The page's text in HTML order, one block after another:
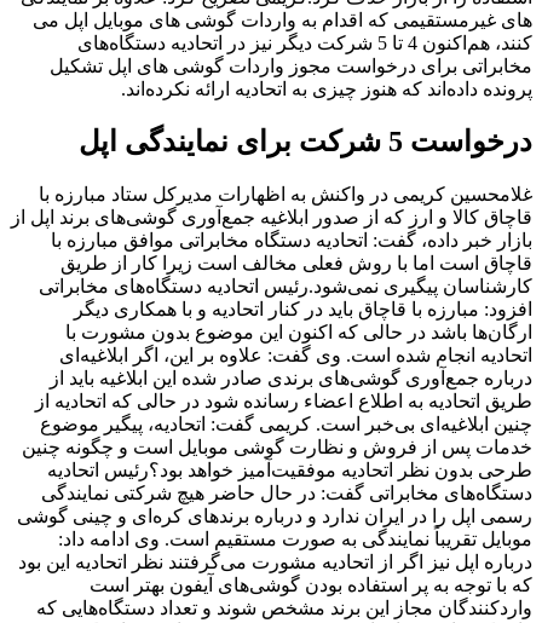
های غیرمستقیمی که اقدام به واردات گوشی های موبایل اپل می
کنند، هم‌اکنون 4 تا 5 شرکت دیگر نیز در اتحادیه دستگاه‌های
مخابراتی برای درخواست مجوز واردات گوشی های اپل تشکیل
پرونده داده‌اند که هنوز چیزی به اتحادیه ارائه نکرده‌اند.
درخواست 5 شرکت برای نمایندگی اپل
غلامحسین کریمی در واکنش به اظهارات مدیرکل ستاد مبارزه با
قاچاق کالا و ارز که از صدور ابلاغیه جمع‌آوری گوشی‌های برند اپل از
بازار خبر داده،‌ گفت: اتحادیه دستگاه مخابراتی موافق مبارزه با
قاچاق است اما با روش فعلی مخالف است زیرا کار از طریق
کارشناسان پیگیری نمی‌شود.رئیس اتحادیه دستگاه‌های مخابراتی
افزود: مبارزه با قاچاق باید در کنار اتحادیه و با همکاری دیگر
ارگان‌ها باشد در حالی که اکنون این موضوع بدون مشورت با
اتحادیه انجام شده است. وی گفت: علاوه بر این، اگر ابلاغیه‌ای
درباره جمع‌آوری گوشی‌های برندی صادر شده این ابلاغیه باید از
طریق اتحادیه به اطلاع اعضاء رسانده شود در حالی که اتحادیه از
چنین ابلاغیه‌ای بی‌خبر است. کریمی گفت: اتحادیه‌، پیگیر موضوع
خدمات پس از فروش و نظارت گوشی موبایل است و چگونه چنین
طرحی بدون نظر اتحادیه موفقیت‌آمیز خواهد بود؟رئیس اتحادیه
دستگاه‌های مخابراتی گفت:‌ در حال حاضر هیچ شرکتی نمایندگی
رسمی اپل را در ایران ندارد و درباره برندهای کره‌ای و چینی گوشی
موبایل تقریباً نمایندگی به صورت مستقیم است. وی ادامه داد:‌
درباره اپل نیز اگر از اتحادیه مشورت می‌گرفتند نظر اتحادیه این بود
که با توجه به پر استفاده بودن گوشی‌های آیفون بهتر است
واردکنندگان مجاز این برند مشخص شوند و تعداد دستگاه‌هایی که